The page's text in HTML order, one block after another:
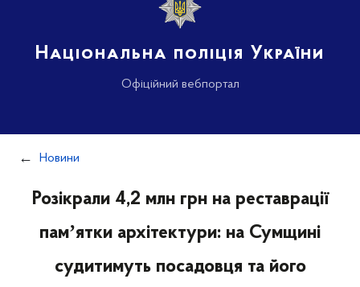
Національна поліція України
Офіційний вебпортал
Новини
Розікрали 4,2 млн грн на реставрації
памʼятки архітектури: на Сумщині
судитимуть посадовця та його